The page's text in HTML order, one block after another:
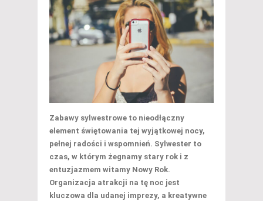
Zabawy sylwestrowe to nieodłączny
element świętowania tej wyjątkowej nocy,
pełnej radości i wspomnień. Sylwester to
czas, w którym żegnamy stary rok i z
entuzjazmem witamy Nowy Rok.
Organizacja atrakcji na tę noc jest
kluczowa dla udanej imprezy, a kreatywne